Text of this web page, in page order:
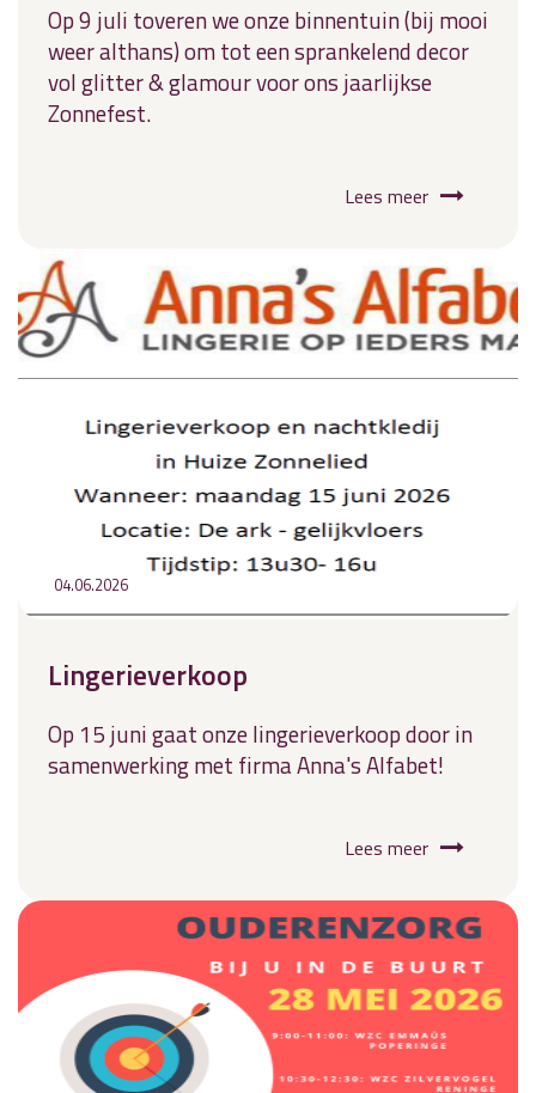
Op 9 juli toveren we onze binnentuin (bij mooi
weer althans) om tot een sprankelend decor
vol glitter & glamour voor ons jaarlijkse
Zonnefest.
Lees meer
04.06.2026
Lingerieverkoop
Op 15 juni gaat onze lingerieverkoop door in
samenwerking met firma Anna's Alfabet!
Lees meer